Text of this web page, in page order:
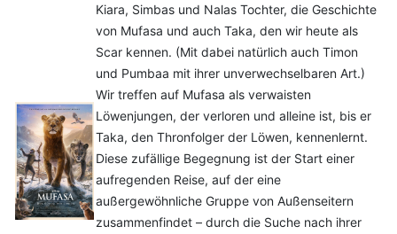
Kiara, Simbas und Nalas Tochter, die Geschichte
von Mufasa und auch Taka, den wir heute als
Scar kennen. (Mit dabei natürlich auch Timon
und Pumbaa mit ihrer unverwechselbaren Art.)
Wir treffen auf Mufasa als verwaisten
Löwenjungen, der verloren und alleine ist, bis er
Taka, den Thronfolger der Löwen, kennenlernt.
Diese zufällige Begegnung ist der Start einer
aufregenden Reise, auf der eine
außergewöhnliche Gruppe von Außenseitern
zusammenfindet – durch die Suche nach ihrer